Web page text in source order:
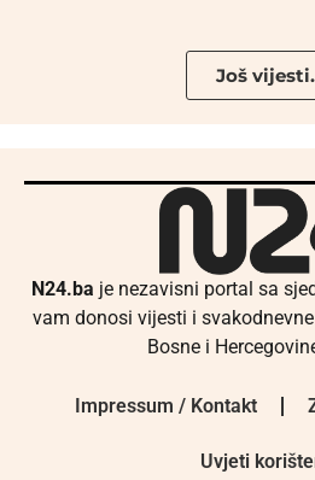
Još
N24.ba je nezavisni portal sa
vam donosi vijesti i
Bosne i
Impressum / Kontakt
Uvjeti